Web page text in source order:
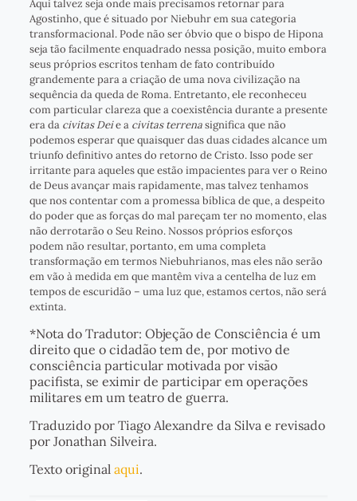
Aqui talvez seja onde mais precisamos retornar para
Agostinho, que é situado por Niebuhr em sua categoria
transformacional. Pode não ser óbvio que o bispo de Hipona
seja tão facilmente enquadrado nessa posição, muito embora
seus próprios escritos tenham de fato contribuído
grandemente para a criação de uma nova civilização na
sequência da queda de Roma. Entretanto, ele reconheceu
com particular clareza que a coexistência durante a presente
era da civitas Deie a civitas terrenasignifica que não
podemos esperar que quaisquer das duas cidades alcance um
triunfo definitivo antes do retorno de Cristo. Isso pode ser
irritante para aqueles que estão impacientes para ver o Reino
de Deus avançar mais rapidamente, mas talvez tenhamos
que nos contentar com a promessa bíblica de que, a despeito
do poder que as forças do mal pareçam ter no momento, elas
não derrotarão o Seu Reino. Nossos próprios esforços
podem não resultar, portanto, em uma completa
transformação em termos Niebuhrianos, mas eles não serão
em vão à medida em que mantêm viva a centelha de luz em
tempos de escuridão – uma luz que, estamos certos, não será
extinta.
*Nota do Tradutor: Objeção de Consciência é um
direito que o cidadão tem de, por motivo de
consciência particular motivada por visão
pacifista, se eximir de participar em operações
militares em um teatro de guerra.
Traduzido por Tiago Alexandre da Silva e revisado
por Jonathan Silveira.
Texto original aqui.